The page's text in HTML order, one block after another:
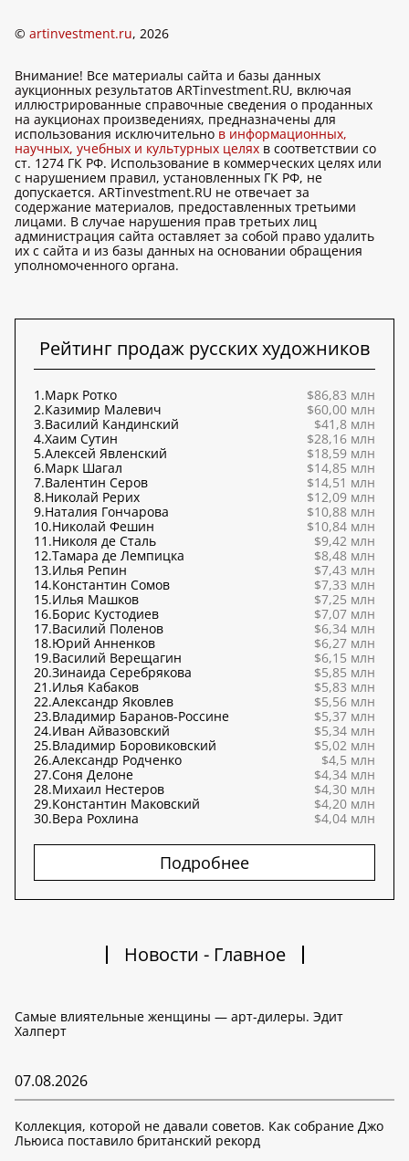
© artinvestment.ru, 2026
Внимание! Все материалы сайта и базы данных
аукционных результатов ARTinvestment.RU, включая
иллюстрированные справочные сведения о проданных
на аукционах произведениях, предназначены для
использования исключительно в информационных,
научных, учебных и культурных целях в соответствии со
ст. 1274 ГК РФ. Использование в коммерческих целях или
с нарушением правил, установленных ГК РФ, не
допускается. ARTinvestment.RU не отвечает за
содержание материалов, предоставленных третьими
лицами. В случае нарушения прав третьих лиц
администрация сайта оставляет за собой право удалить
их с сайта и из базы данных на основании обращения
уполномоченного органа.
Рейтинг продаж русских художников
1.Марк Ротко
$86,83 млн
2.Казимир Малевич
$60,00 млн
3.Василий Кандинский
$41,8 млн
4.Хаим Сутин
$28,16 млн
5.Алексей Явленский
$18,59 млн
6.Марк Шагал
$14,85 млн
7.Валентин Серов
$14,51 млн
8.Николай Рерих
$12,09 млн
9.Наталия Гончарова
$10,88 млн
10.Николай Фешин
$10,84 млн
11.Николя де Сталь
$9,42 млн
12.Тамара де Лемпицка
$8,48 млн
13.Илья Репин
$7,43 млн
14.Константин Сомов
$7,33 млн
15.Илья Машков
$7,25 млн
16.Борис Кустодиев
$7,07 млн
17.Василий Поленов
$6,34 млн
18.Юрий Анненков
$6,27 млн
19.Василий Верещагин
$6,15 млн
20.Зинаида Серебрякова
$5,85 млн
21.Илья Кабаков
$5,83 млн
22.Александр Яковлев
$5,56 млн
23.Владимир Баранов-Россине
$5,37 млн
24.Иван Айвазовский
$5,34 млн
25.Владимир Боровиковский
$5,02 млн
26.Александр Родченко
$4,5 млн
27.Соня Делоне
$4,34 млн
28.Михаил Нестеров
$4,30 млн
29.Константин Маковский
$4,20 млн
30.Вера Рохлина $4,04 млн
Подробнее
Новости - Главное
Самые влиятельные женщины — арт-дилеры. Эдит
Халперт
07.08.2026
Коллекция, которой не давали советов. Как собрание Джо
Льюиса поставило британский рекорд